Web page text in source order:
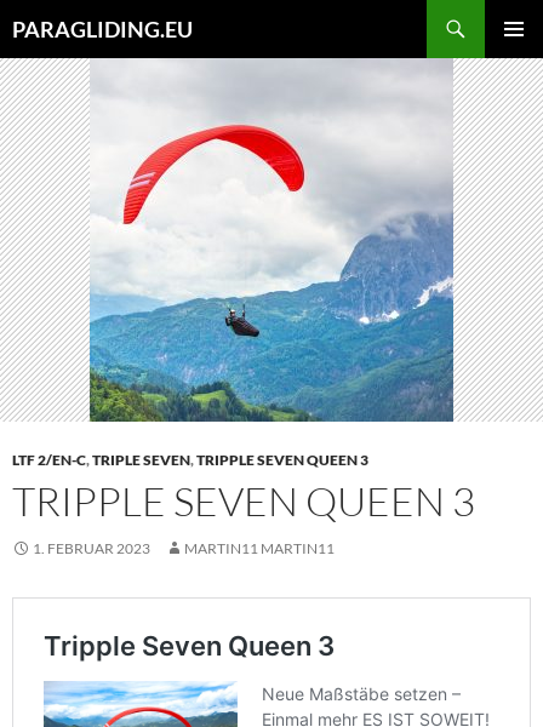
Inhalt
springen
PARAGLIDING.EU
MENÜ
LTF 2/EN-C,TRIPLE SEVEN,TRIPPLE SEVEN QUEEN 3
TRIPPLE SEVEN QUEEN 3
1. FEBRUAR 2023 MARTIN11 MARTIN11